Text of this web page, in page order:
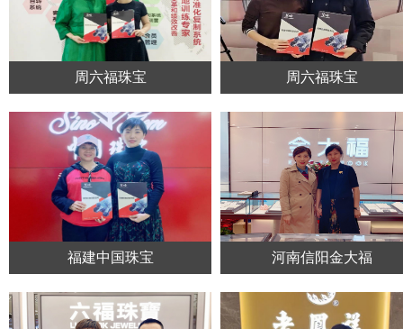
周六福珠宝 周六福珠宝
福建中国珠宝 河南信阳金大福